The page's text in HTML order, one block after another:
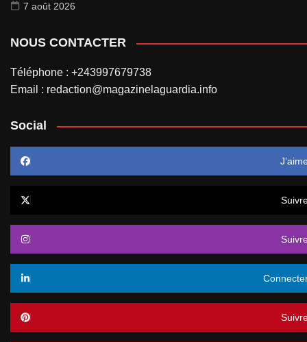
7 août 2026
NOUS CONTACTER
Téléphone : +243997679738
Email : redaction@magazinelaguardia.info
Social